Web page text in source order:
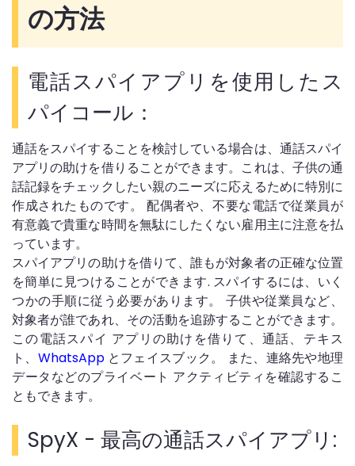
の方法
電話スパイアプリを使用したス
パイコール：
通話をスパイすることを検討している場合は、通話スパイ
アプリの助けを借りることができます。これは、子供の通
話記録をチェックしたい親のニーズに応えるために特別に
作成されたものです。 配偶者や、不要な電話で従業員が
有意義で貴重な時間を無駄にしたくない雇用主に注意を払
っています。
スパイアプリの助けを借りて、誰もが対象者の正確な位置
を簡単に見つけることができます. スパイするには、いく
つかの手順に従う必要があります。 子供や従業員など、
対象者が誰であれ、その活動を追跡することができます。
この電話スパイ アプリの助けを借りて、通話、テキス
ト、 WhatsAppとフェイスブック。 また、連絡先や地理
データなどのプライベート アクティビティを確認するこ
ともできます。
SpyX - 最高の通話スパイアプリ: